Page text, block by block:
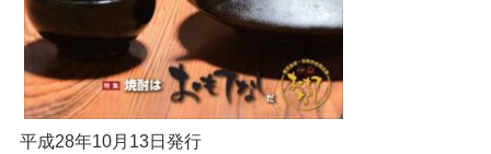
平成28年10月13日発行